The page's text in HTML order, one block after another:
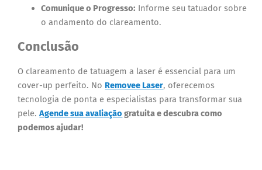
Comunique o Progresso: Informe seu tatuador sobre
o andamento do clareamento.
Conclusão
O clareamento de tatuagem a laser é essencial para um
cover-up perfeito. No Removee Laser, oferecemos
tecnologia de ponta e especialistas para transformar sua
pele.Agende sua avaliação gratuita e descubra como
podemos ajudar!